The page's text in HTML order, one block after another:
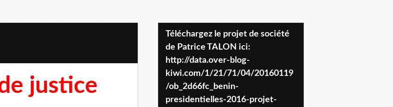
justice
Téléchargez le projet de société
de Patrice TALON ici:
http://data.over-blog-
kiwi.com/1/21/71/04/20160119
/ob_2d66fc_benin-
presidentielles-2016-projet-